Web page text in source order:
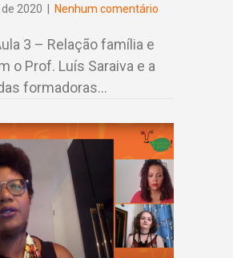
2020 Nenhum comentário
3 – Relação família e
o Prof. Luís Saraiva e a
formadoras…